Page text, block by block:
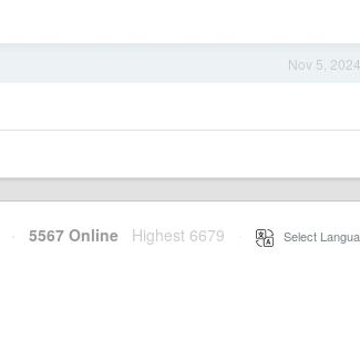
Nov 5, 2024
· 5567 Online Highest 6679 Select